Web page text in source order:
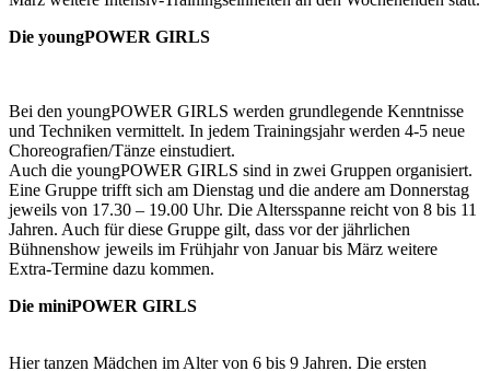
Die youngPOWER GIRLS
Bei den youngPOWER GIRLS werden grundlegende Kenntnisse
und Techniken vermittelt. In jedem Trainingsjahr werden 4-5 neue
Choreografien/Tänze einstudiert.
Auch die youngPOWER GIRLS sind in zwei Gruppen organisiert.
Eine Gruppe trifft sich am Dienstag und die andere am Donnerstag
jeweils von 17.30 – 19.00 Uhr. Die Altersspanne reicht von 8 bis 11
Jahren. Auch für diese Gruppe gilt, dass vor der jährlichen
Bühnenshow jeweils im Frühjahr von Januar bis März weitere
Extra-Termine dazu kommen.
Die miniPOWER GIRLS
Hier tanzen Mädchen im Alter von 6 bis 9 Jahren. Die ersten